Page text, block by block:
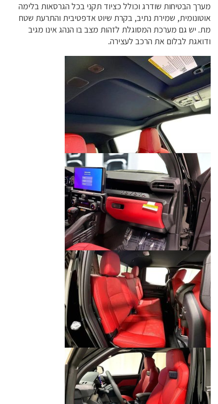
מערך הבטיחות שודרג וכולל כציוד תקני בכל הגרסאות בלימה
אוטונומית, שמירת נתיב, בקרת שיוט אדפטיבית והתרעת שטח
מת. יש גם מערכת המסוגלת לזהות מצב בו הנהג אינו מגיב
ודואגת לבלום את הרכב לעצירה.